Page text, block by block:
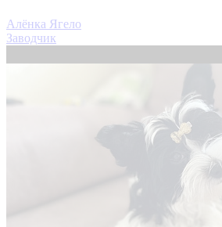
Алёнка Ягело
Заводчик